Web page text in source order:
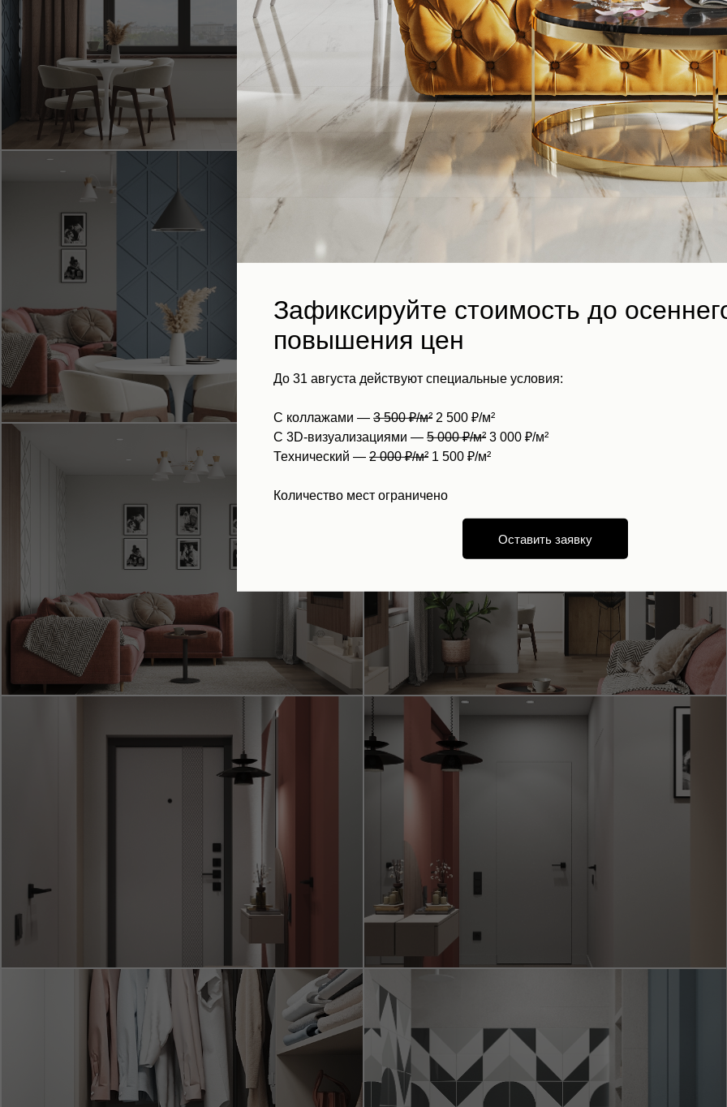
Зафиксируйте стоимость до
повышения цен
До 31 августа действуют специальные условия:
С коллажами — 3 500 ₽/м² 2 500 ₽/м²
С 3D-визуализациями — 5 000 ₽/м² 3 000 ₽/м²
Технический — 2 000 ₽/м² 1 500 ₽/м²
Количество мест ограничено
Оставить заявку